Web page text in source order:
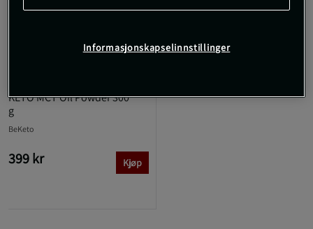
KETO MCT Oil Powder 300
g
BeKeto
399 kr Kjøp
Informasjonskapselinnstillinger